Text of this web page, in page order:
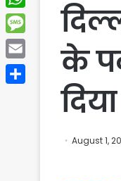
के
August 1,
WhatsApp
Message
Email